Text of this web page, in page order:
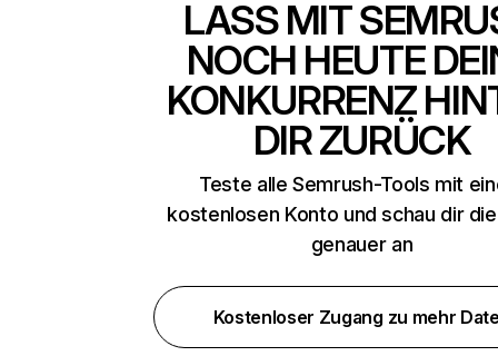
LASS MIT
NOCH HEUTE
KONKURRENZ
DIR ZURÜCK
Teste alle Semrush-Tools mit
kostenlosen Konto und schau dir
genauer an
Kostenloser Zugang zu mehr